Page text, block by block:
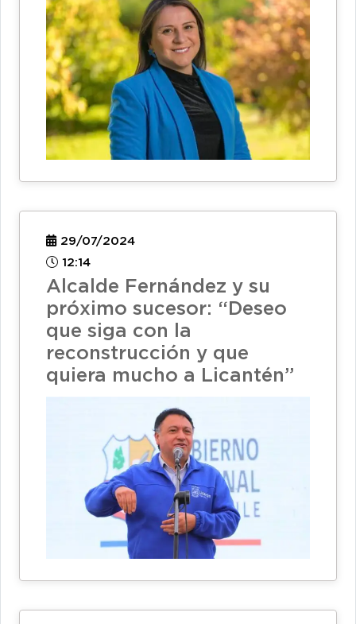
29/07/2024
12:14
Alcalde Fernández y su
próximo sucesor: “Deseo
que siga con la
reconstrucción y que
quiera mucho a Licantén”